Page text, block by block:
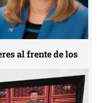
al frente de los